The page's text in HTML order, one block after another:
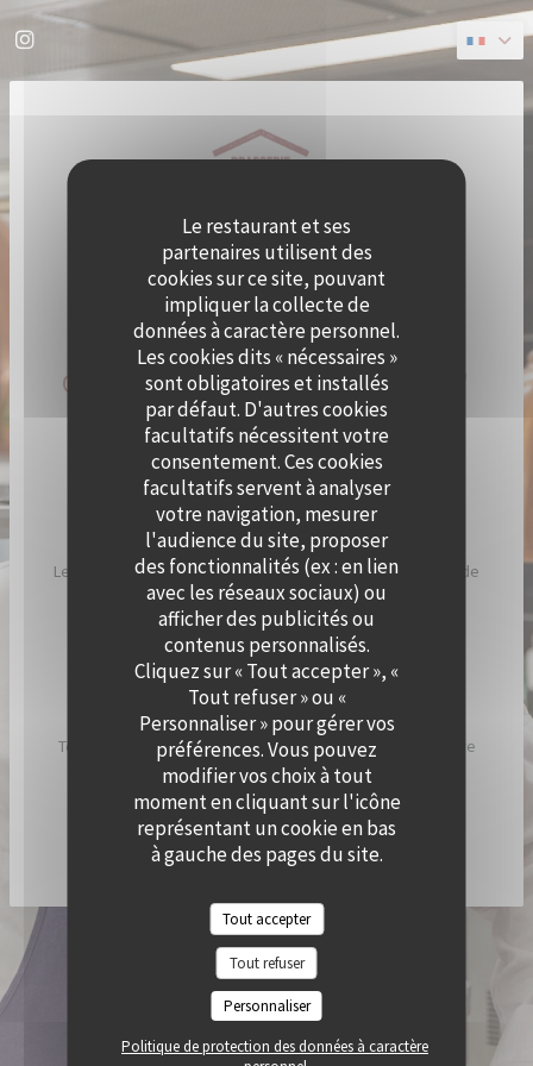
Personnalisation de vos choix en matière de cookies
Le restaurant et ses
partenaires utilisent des
cookies sur ce site, pouvant
impliquer la collecte de
données à caractère personnel.
Les cookies dits « nécessaires »
sont obligatoires et installés
par défaut. D'autres cookies
facultatifs nécessitent votre
consentement. Ces cookies
facultatifs servent à analyser
votre navigation, mesurer
l'audience du site, proposer
des fonctionnalités (ex : en lien
avec les réseaux sociaux) ou
afficher des publicités ou
contenus personnalisés.
Cliquez sur « Tout accepter », «
Tout refuser » ou «
Personnaliser » pour gérer vos
préférences. Vous pouvez
modifier vos choix à tout
moment en cliquant sur l'icône
représentant un cookie en bas
à gauche des pages du site.
Tout accepter
Tout refuser
Personnaliser
Politique de protection des données à caractère
Instagram ((ouvre une nouvelle fenêtre))
QUAI OUEST DEVIENT CRAMAT'
LE TEMPS D'UN ÉTÉ !
LE CHEF ALEXY ALGAR-DENOS S’INSTALLE À QUAI
OUEST LE TEMPS D’UN ÉTÉ !
Le Chef a imaginé Cramat’, comme un restaurant de bord de
plage, inspiré par ses racines catalanes et son humeur
ensoleillée.
Chez Cramat’, la cuisine sent bon l’été et est pleine de
saveurs et de gourmandises.
Tous les jours, nous allumons nos braséros pour vous faire
découvrir les spécialités du chef !
DÉCOUVRIR / RÉSERVER CRAMAT'
© 2026 QUAI OUEST — CRÉATION DE SITE INTERNET RESTAURANT AVEC
ZENCHEF((OUVRE UNE NOUVELLE FENÊTRE))
MENTIONS LÉGALES
((OUVRE UNE NOUVELLE FENÊTRE))
CGU
((OUVRE UNE NOUVELLE
POLITIQUE DE PROTECTION DES DONNÉES À CARACTÈRE PERSONNEL
((OUVRE UNE NOUVELLE FENÊTRE))
POLITIQUE DE COOKIES
ACCESSIBILITE